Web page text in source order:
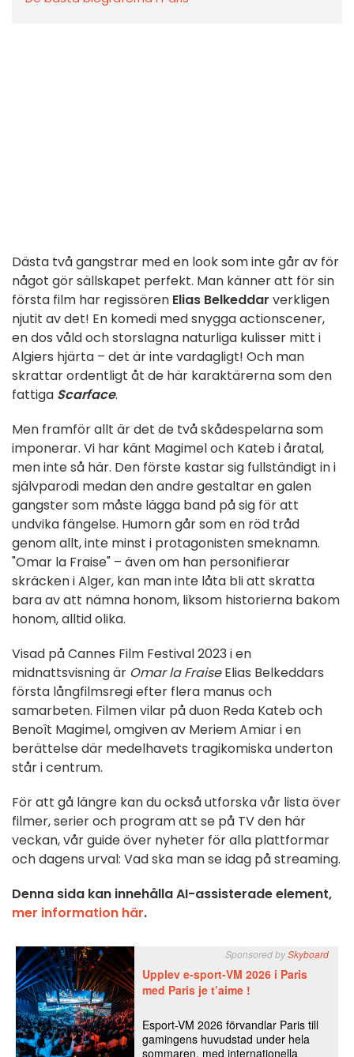
Dästa två gangstrar med en look som inte går av för
något gör sällskapet perfekt. Man känner att för sin
första film har regissören Elias Belkeddar verkligen
njutit av det! En komedi med snygga actionscener,
en dos våld och storslagna naturliga kulisser mitt i
Algiers hjärta – det är inte vardagligt! Och man
skrattar ordentligt åt de här karaktärerna som den
fattiga Scarface.
Men framför allt är det de två skådespelarna som
imponerar. Vi har känt Magimel och Kateb i åratal,
men inte så här. Den förste kastar sig fullständigt in i
självparodi medan den andre gestaltar en galen
gangster som måste lägga band på sig för att
undvika fängelse. Humorn går som en röd tråd
genom allt, inte minst i protagonisten smeknamn.
"Omar la Fraise" – även om han personifierar
skräcken i Alger, kan man inte låta bli att skratta
bara av att nämna honom, liksom historierna bakom
honom, alltid olika.
Visad på Cannes Film Festival 2023 i en
midnattsvisning är Omar la FraiseElias Belkeddars
första långfilmsregi efter flera manus och
samarbeten. Filmen vilar på duon Reda Kateb och
Benoît Magimel, omgiven av Meriem Amiar i en
berättelse där medelhavets tragikomiska underton
står i centrum.
För att gå längre kan du också utforska vår lista över
filmer, serier och program att se på TV den här
veckan, vår guide över nyheter för alla plattformar
och dagens urval: Vad ska man se idag på streaming.
Denna sida kan innehålla AI-assisterade element,
mer information här.